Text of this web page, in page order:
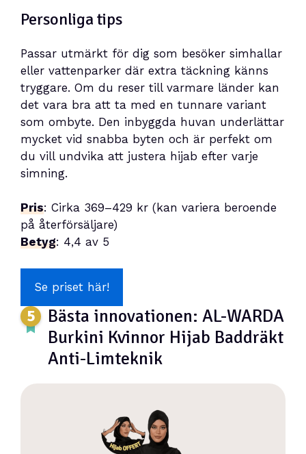
Personliga tips
Passar utmärkt för dig som besöker simhallar
eller vattenparker där extra täckning känns
tryggare. Om du reser till varmare länder kan
det vara bra att ta med en tunnare variant
som ombyte. Den inbyggda huvan underlättar
mycket vid snabba byten och är perfekt om
du vill undvika att justera hijab efter varje
simning.
Pris: Cirka 369–429 kr (kan variera beroende
på återförsäljare)
Betyg: 4,4 av 5
Se priset här!
Bästa innovationen: AL-WARDA
Burkini Kvinnor Hijab Baddräkt
Anti-Limteknik